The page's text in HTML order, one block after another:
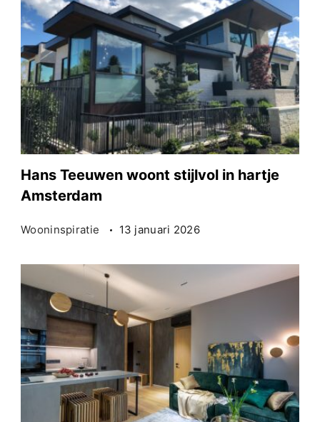
Hans Teeuwen woont stijlvol in hartje
Amsterdam
Wooninspiratie 13 januari 2026